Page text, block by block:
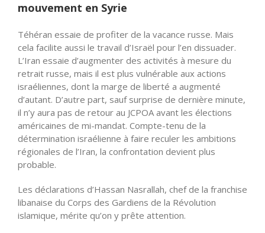
mouvement en Syrie
Téhéran essaie de profiter de la vacance russe. Mais
cela facilite aussi le travail d’Israël pour l’en dissuader.
L’Iran essaie d’augmenter des activités à mesure du
retrait russe, mais il est plus vulnérable aux actions
israéliennes, dont la marge de liberté a augmenté
d’autant. D’autre part, sauf surprise de dernière minute,
il n’y aura pas de retour au JCPOA avant les élections
américaines de mi-mandat. Compte-tenu de la
détermination israélienne à faire reculer les ambitions
régionales de l’Iran, la confrontation devient plus
probable.
Les déclarations d’Hassan Nasrallah, chef de la franchise
libanaise du Corps des Gardiens de la Révolution
islamique, mérite qu’on y prête attention.